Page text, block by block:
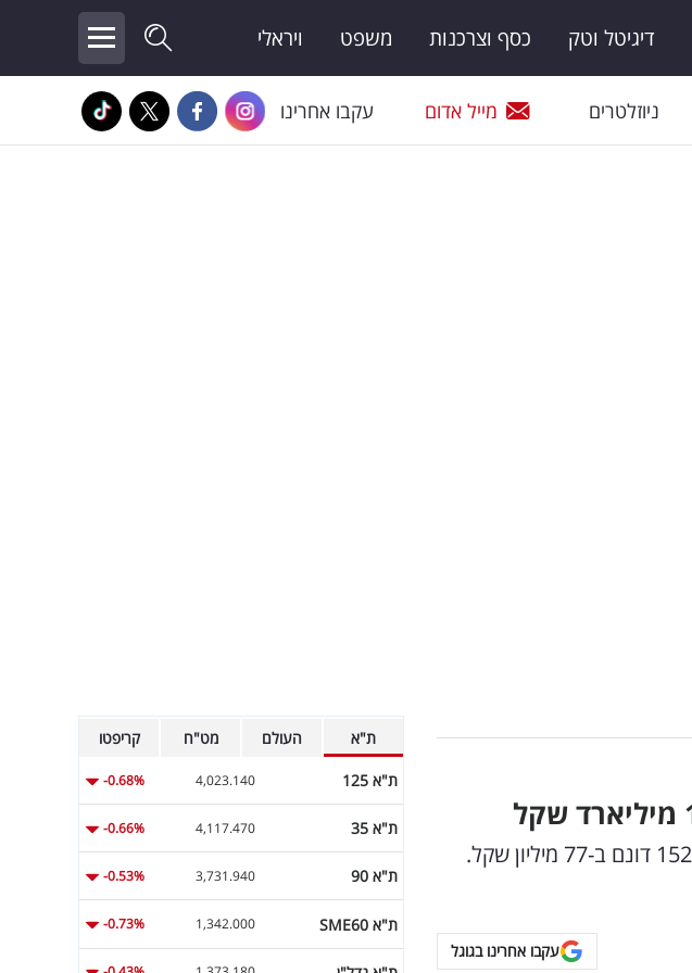
דיגיטל וטק כסף וצרכנות משפט ויראלי
ניוזלטרים מייל אדום עקבו אחרינו
החברה חתמה על הסכם מול חברת נדל"ן ותרכוש רבע מזכויות הקרקע בשטח של כ-152 דונם ב-77 מיליון שקל.
עקבו אחרינו בגוגל
ת"א העולם מט"ח קריפטו
ת"א 125 4,023.140
-0.68%
ת"א 35 4,117.470
-0.66%
ת"א 90 3,731.940
-0.53%
ת"א SME60 1,342.000
-0.73%